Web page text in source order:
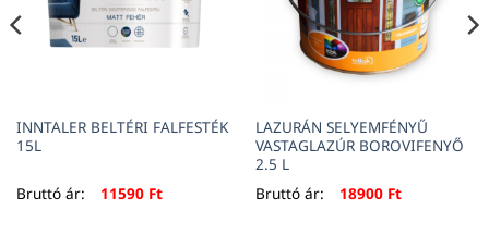
INNTALER BELTÉRI FALFESTÉK
15L
Bruttó ár: 11590 Ft
LAZURÁN SELYEMFÉNYŰ
VASTAGLAZÚR BOROVIFENYŐ
2.5 L
Bruttó ár:
18900 Ft